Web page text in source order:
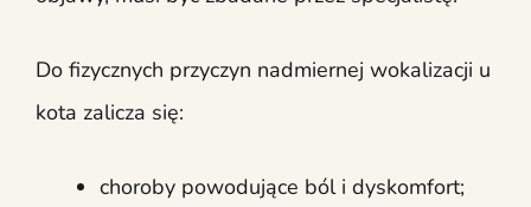
Do fizycznych przyczyn nadmiernej wokalizacji u
kota zalicza się:
choroby powodujące ból i dyskomfort;